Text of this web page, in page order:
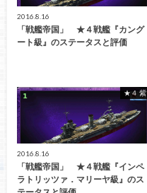
2016.8.16
「戦艦帝国」 ★４戦艦『カング
ート級』のステータスと評価
★４ 紫
2016.8.16
「戦艦帝国」 ★４戦艦『インペ
ラトリッツァ．マリーヤ級』のス